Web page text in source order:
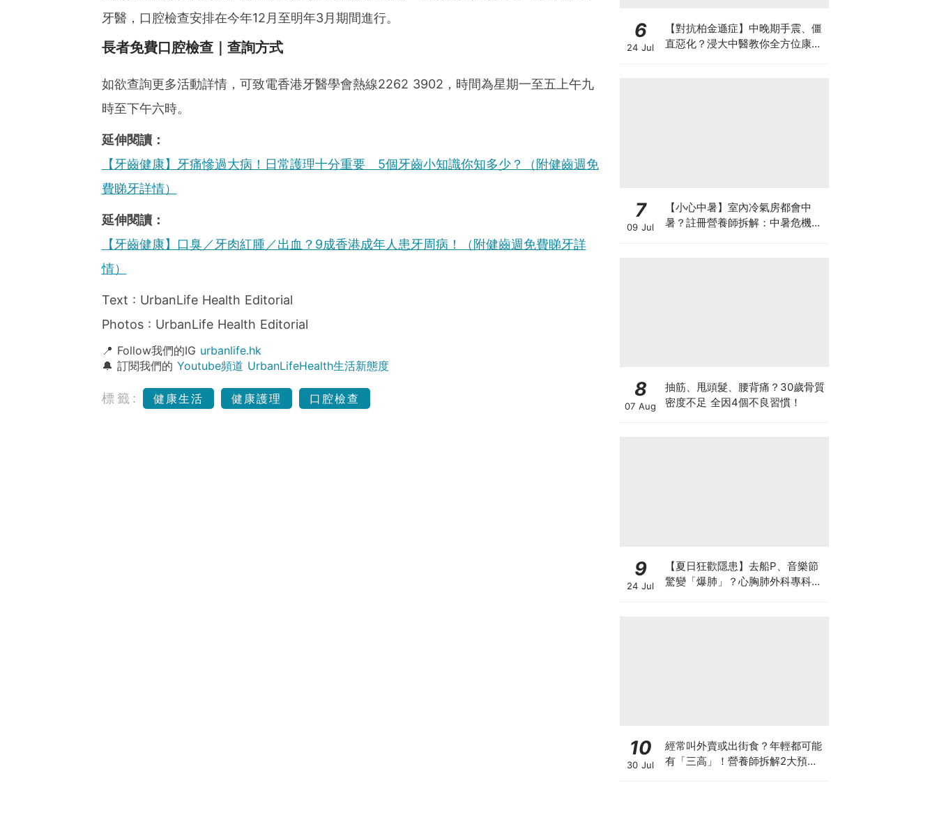
牙醫，口腔檢查安排在今年12月至明年3月期間進行。
長者免費口腔檢查｜查詢方式
如欲查詢更多活動詳情，可致電香港牙醫學會熱線2262 3902，時間為星期一至五上午九
時至下午六時。
延伸閱讀：
【牙齒健康】牙痛慘過大病！日常護理十分重要 5個牙齒小知識你知多少？（附健齒週免
費睇牙詳情）
延伸閱讀：
【牙齒健康】口臭／牙肉紅腫／出血？9成香港成年人患牙周病！（附健齒週免費睇牙詳
情）
Text : UrbanLife Health Editorial
Photos : UrbanLife Health Editorial
📍 Follow我們的IG urbanlife.hk
🔔 訂閱我們的 Youtube頻道 UrbanLifeHealth生活新態度
標籤: 健康生活 健康護理 口腔檢查
6
24 Jul
【對抗柏金遜症】中晚期手震、僵
直惡化？浸大中醫教你全方位康復
7
09 Jul
【小心中暑】室內冷氣房都會中
暑？註冊營養師拆解：中暑危機及
8
07 Aug
抽筋、甩頭髮、腰背痛？30歲骨質
密度不足 全因4個不良習慣！
9
24 Jul
【夏日狂歡隱患】去船P、音樂節
驚變「爆肺」？心胸肺外科專科醫
10
30 Jul
經常叫外賣或出街食？年輕都可能
有「三高」！營養師拆解2大預防